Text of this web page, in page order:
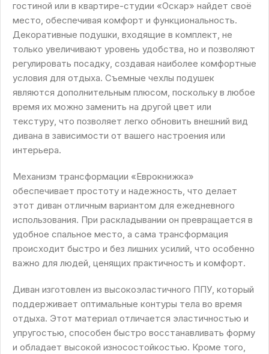
гостиной или в квартире-студии «Оскар» найдет своё
место, обеспечивая комфорт и функциональность.
Декоративные подушки, входящие в комплект, не
только увеличивают уровень удобства, но и позволяют
регулировать посадку, создавая наиболее комфортные
условия для отдыха. Съемные чехлы подушек
являются дополнительным плюсом, поскольку в любое
время их можно заменить на другой цвет или
текстуру, что позволяет легко обновить внешний вид
дивана в зависимости от вашего настроения или
интерьера.
Механизм трансформации «Еврокнижка»
обеспечивает простоту и надежность, что делает
этот диван отличным вариантом для ежедневного
использования. При раскладывании он превращается в
удобное спальное место, а сама трансформация
происходит быстро и без лишних усилий, что особенно
важно для людей, ценящих практичность и комфорт.
Диван изготовлен из высокоэластичного ППУ, который
поддерживает оптимальные контуры тела во время
отдыха. Этот материал отличается эластичностью и
упругостью, способен быстро восстанавливать форму
и обладает высокой износостойкостью. Кроме того,